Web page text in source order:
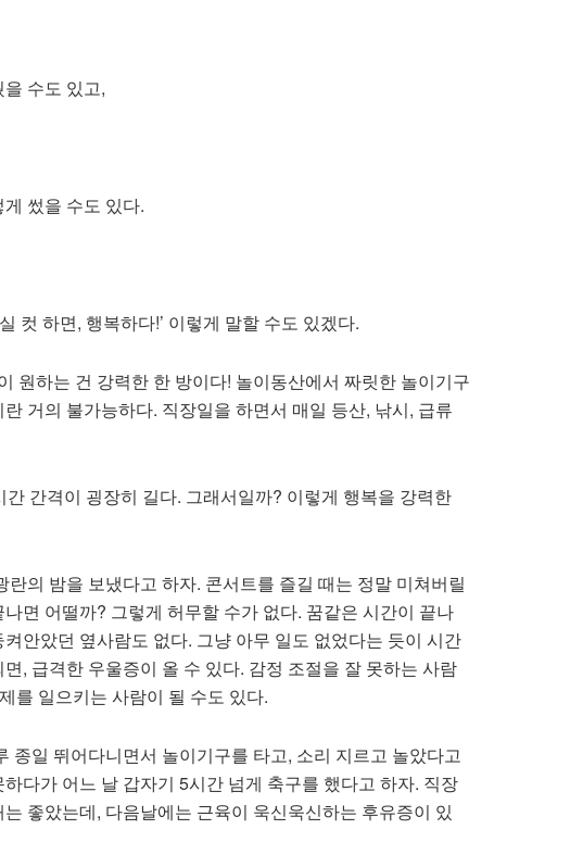
수도 있고,
썼을 수도 있다.
컷 하면, 행복하다!’ 이렇게 말할 수도 있겠다.
원하는 건 강력한 한 방이다! 놀이동산에서 짜릿한 놀이기구
거의 불가능하다. 직장일을 하면서 매일 등산, 낚시, 급류
간격이 굉장히 길다. 그래서일까? 이렇게 행복을 강력한
의 밤을 보냈다고 하자. 콘서트를 즐길 때는 정말 미쳐버릴
면 어떨까? 그렇게 허무할 수가 없다. 꿈같은 시간이 끝나
안았던 옆사람도 없다. 그냥 아무 일도 없었다는 듯이 시간
, 급격한 우울증이 올 수 있다. 감정 조절을 잘 못하는 사람
를 일으키는 사람이 될 수도 있다.
일 뛰어다니면서 놀이기구를 타고, 소리 지르고 놀았다고
다가 어느 날 갑자기 5시간 넘게 축구를 했다고 하자. 직장
좋았는데, 다음날에는 근육이 욱신욱신하는 후유증이 있